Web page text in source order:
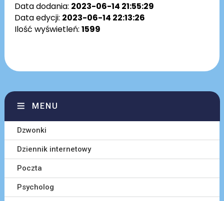
Data dodania: 2023-06-14 21:55:29
Data edycji: 2023-06-14 22:13:26
Ilość wyświetleń: 1599
MENU
Dzwonki
Dziennik internetowy
Poczta
Psycholog